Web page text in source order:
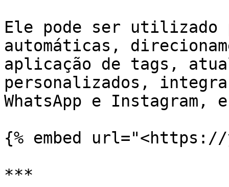
Ele pode ser utilizado
automáticas,
aplicação de tags,
personalizados,
WhatsApp e Instagram,
{% embed url="<https://
***